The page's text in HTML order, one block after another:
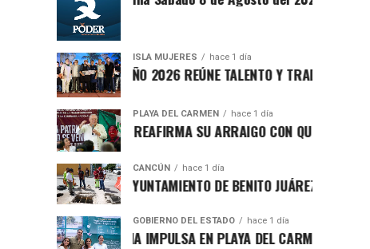
ISLA MUJERES hace 1 día
CEVICHE ISLEÑO 2026 REÚNE TALENTO Y TRADICIÓN EN ISLA
PLAYA DEL CARMEN hace 1 día
RAFA MARÍN REAFIRMA SU ARRAIGO CON QUINTANA ROO Y
CANCÚN hace 1 día
FORTALECE AYUNTAMIENTO DE BENITO JUÁREZ ACCIONES
GOBIERNO DEL ESTADO hace 1 día
MARA LEZAMA IMPULSA EN PLAYA DEL CARMEN EL PRIMER